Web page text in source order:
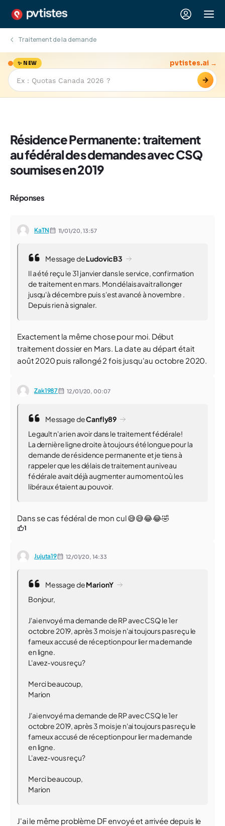
Traitement de la demande
✨ NEW
→
pvtistes.ai →
Résidence Permanente: traitement
au fédéral des demandes avec CSQ
soumises en 2019
Réponses
KaTN 11/01/20,13:57
Message deLudovicB3
Il a été reçu le 31 janvier dans le service, confirmation
de traitement en mars. Mon délais avait rallonger
jusqu'à décembre puis s'est avancé à novembre .
Depuis rien à signaler.
Exactement la même chose pour moi. Début
traitement dossier en Mars. La date au départ était
août 2020 puis rallongé 2 fois jusqu'au octobre 2020.
Zak1987 12/01/20,00:07
Message deCanfly89
Legault n'a rien avoir dans le traitement fédérale!
La dernière ligne droite à toujours été longue pour la
demande de résidence permanente et je tiens à
rappeler que les délais de traitement au niveau
fédérale avait déjà augmenter au moment où les
libéraux étaient au pouvoir.
Dans se cas fédéral de mon cul 😅😅😂😂🤣
1
Jujuta19 12/01/20, 14:33
Message deMarionY
Bonjour,
J'ai envoyé ma demande de RP avec CSQ le 1er
octobre 2019, après 3 mois je n'ai toujours pas reçu le
fameux accusé de réception pour lier ma demande
en ligne.
L'avez-vous reçu?
Merci beaucoup,
Marion
J'ai envoyé ma demande de RP avec CSQ le 1er
octobre 2019, après 3 mois je n'ai toujours pas reçu le
fameux accusé de réception pour lier ma demande
en ligne.
L'avez-vous reçu?
Merci beaucoup,
Marion
J'ai le même problème DF envoyé et arrivée depuis le